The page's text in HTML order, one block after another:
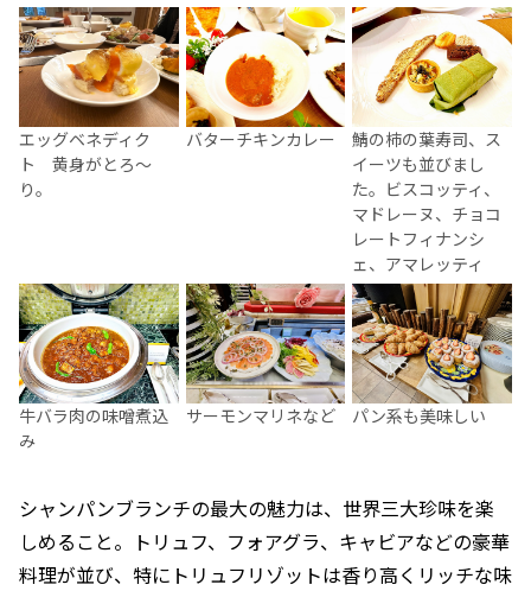
エッグベネディク
ト 黄身がとろ～
り。
バターチキンカレー
鯖の柿の葉寿司、ス
イーツも並びまし
た。ビスコッティ、
マドレーヌ、チョコ
レートフィナンシ
ェ、アマレッティ
牛バラ肉の味噌煮込
み
サーモンマリネなど パン系も美味しい
シャンパンブランチの最大の魅力は、世界三大珍味を楽
しめること。トリュフ、フォアグラ、キャビアなどの豪華
料理が並び、特にトリュフリゾットは香り高くリッチな味